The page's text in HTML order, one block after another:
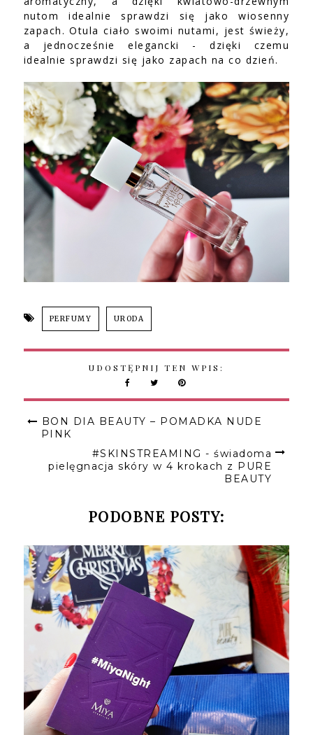
nutom idealnie sprawdzi się jako wiosenny
zapach. Otula ciało swoimi nutami, jest świeży,
a jednocześnie elegancki - dzięki czemu
idealnie sprawdzi się jako zapach na co dzień.
PERFUMY URODA
UDOSTĘPNIJ TEN WPIS:
BON DIA BEAUTY – POMADKA NUDE
PINK
#SKINSTREAMING - świadoma
pielęgnacja skóry w 4 krokach z PURE
BEAUTY
PODOBNE POSTY: